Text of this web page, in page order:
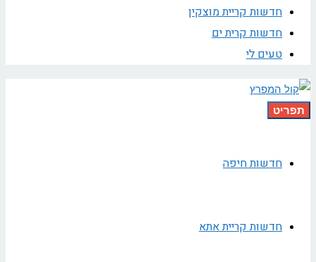
חדשות קריית מוצקין
חדשות קרית ים
טעים לי
תפריט
חדשות חיפה
חדשות קריית אתא